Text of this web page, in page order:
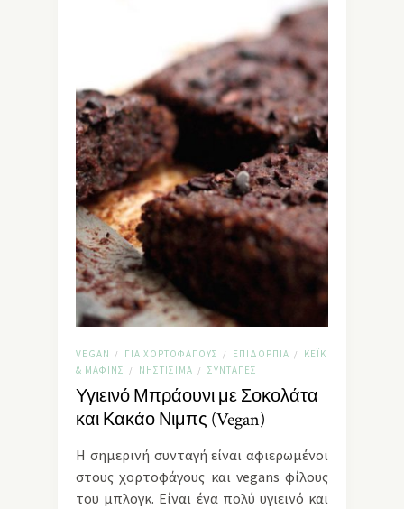
VEGAN / ΓΙΑ ΧΟΡΤΟΦΆΓΟΥΣ / ΕΠΙΔΌΡΠΙΑ /
ΚΈΙΚ
& ΜΆΦΙΝΣ
/ ΝΗΣΤΊΣΙΜΑ / ΣΥΝΤΑΓΈΣ
Υγιεινό Μπράουνι με Σοκολάτα
και Κακάο Νιμπς (Vegan)
Η σημερινή συνταγή είναι αφιερωμένοι
στους χορτοφάγους και vegans φίλους
του μπλογκ. Είναι ένα πολύ υγιεινό και